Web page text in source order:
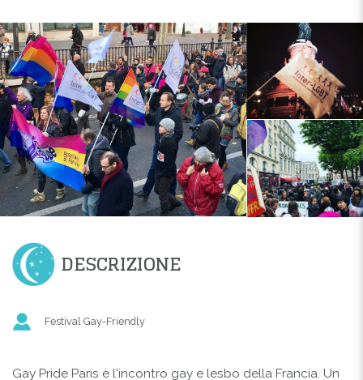
DESCRIZIONE
Festival Gay-Friendly
Gay Pride Paris è l'incontro gay e lesbo della Francia. Un